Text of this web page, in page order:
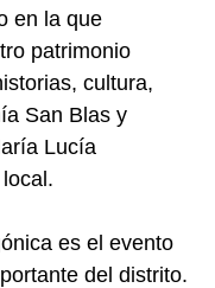
en la que
patrimonio
cultura,
San Blas y
Lucía
es el evento
del distrito.